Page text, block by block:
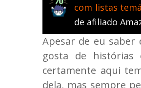
com listas
de afiliado
Apesar de eu
gosta de histórias
certamente aqui
dela, mas sempre